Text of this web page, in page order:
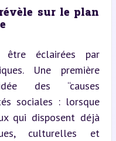
sur le plan
être éclairées par
Une première
des “causes
sociales : lorsque
qui disposent déjà
culturelles et